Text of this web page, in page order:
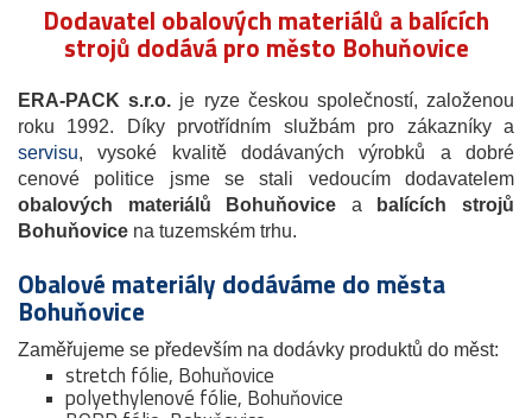
Dodavatel obalových materiálů a balících
strojů dodává pro město Bohuňovice
ERA-PACK s.r.o. je ryze českou společností, založenou
roku 1992. Díky prvotřídním službám pro zákazníky a
servisu, vysoké kvalitě dodávaných výrobků a dobré
cenové politice jsme se stali vedoucím dodavatelem
obalových materiálů Bohuňovice a
balících strojů
Bohuňovice na tuzemském trhu.
Obalové materiály dodáváme do města
Bohuňovice
Zaměřujeme se především na dodávky produktů do měst:
stretch fólie, Bohuňovice
polyethylenové fólie, Bohuňovice